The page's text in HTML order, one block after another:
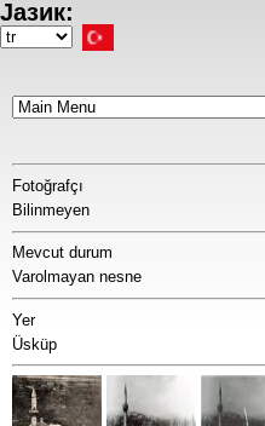
Ana
içeriğe
Јазик:
Select
Fotoğrafçı
Bilinmeyen
Mevcut durum
Varolmayan nesne
Yer
Üsküp